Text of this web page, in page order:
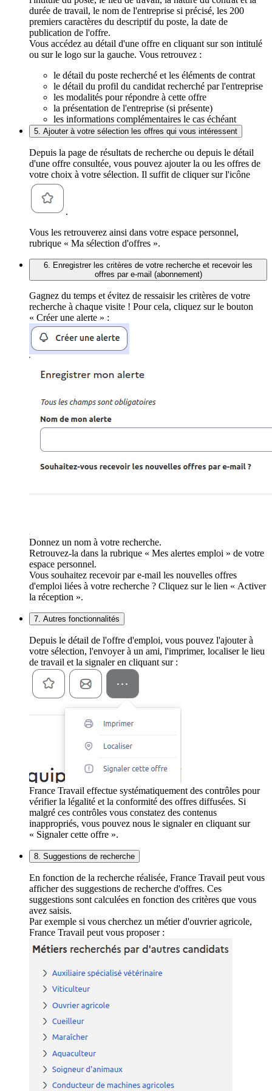
durée de travail, le nom de l'entreprise si précisé, les 200
premiers caractères du descriptif du poste, la date de
publication de l'offre.
Vous accédez au détail d'une offre en cliquant sur son intitulé
ou sur le logo sur la gauche. Vous retrouvez :
le détail du poste recherché et les éléments de contrat
le détail du profil du candidat recherché par l'entreprise
les modalités pour répondre à cette offre
la présentation de l'entreprise (si présente)
les informations complémentaires le cas échéant
5. Ajouter à votre sélection les offres qui vous intéressent
Depuis la page de résultats de recherche ou depuis le détail
d'une offre consultée, vous pouvez ajouter la ou les offres de
votre choix à votre sélection. Il suffit de cliquer sur l'icône
.
Vous les retrouverez ainsi dans votre espace personnel,
rubrique « Ma sélection d'offres ».
6. Enregistrer les critères de votre recherche et recevoir les
offres par e-mail (abonnement)
Gagnez du temps et évitez de ressaisir les critères de votre
recherche à chaque visite ! Pour cela, cliquez sur le bouton
« Créer une alerte » :
Donnez un nom à votre recherche.
Retrouvez-la dans la rubrique « Mes alertes emploi » de votre
espace personnel.
Vous souhaitez recevoir par e-mail les nouvelles offres
d'emploi liées à votre recherche ? Cliquez sur le lien « Activer
la réception ».
7. Autres fonctionnalités
Depuis le détail de l'offre d'emploi, vous pouvez l'ajouter à
votre sélection, l'envoyer à un ami, l'imprimer, localiser le lieu
de travail et la signaler en cliquant sur :
France Travail effectue systématiquement des contrôles pour
vérifier la légalité et la conformité des offres diffusées. Si
malgré ces contrôles vous constatez des contenus
inappropriés, vous pouvez nous le signaler en cliquant sur
« Signaler cette offre ».
8. Suggestions de recherche
En fonction de la recherche réalisée, France Travail peut vous
afficher des suggestions de recherche d'offres. Ces
suggestions sont calculées en fonction des critères que vous
avez saisis.
Par exemple si vous cherchez un métier d'ouvrier agricole,
France Travail peut vous proposer :